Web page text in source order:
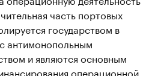
часть портовых
государством в
антимонопольным
и являются основным
операционной